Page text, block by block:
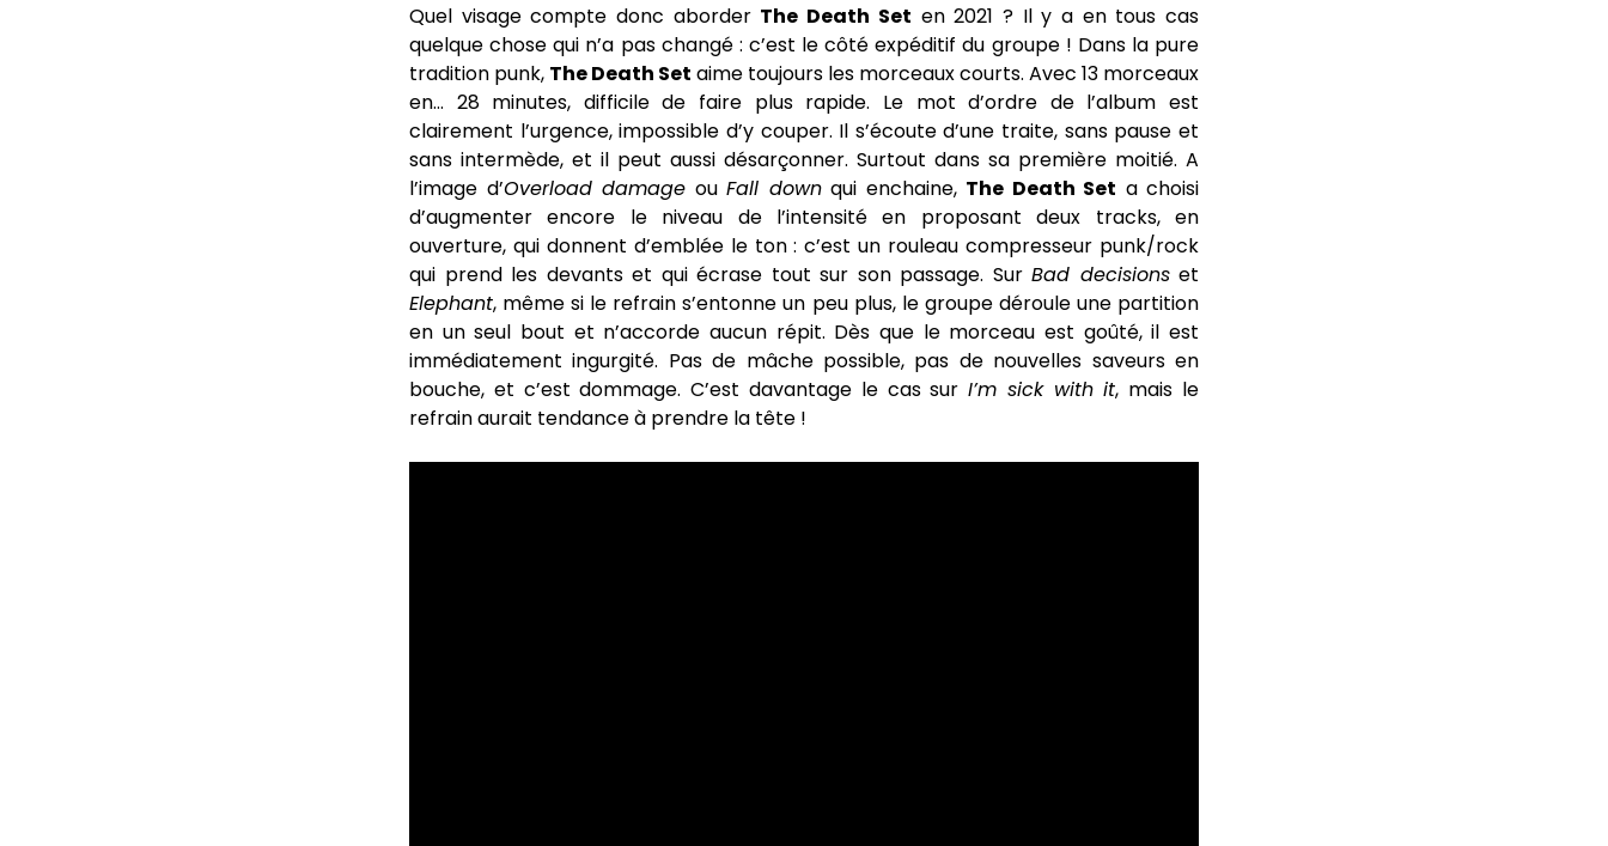
Quel visage compte donc aborder The Death Set en 2021 ? Il y a en tous cas
quelque chose qui n’a pas changé : c’est le côté expéditif du groupe ! Dans la pure
tradition punk, The Death Set aime toujours les morceaux courts. Avec 13 morceaux
en… 28 minutes, difficile de faire plus rapide. Le mot d’ordre de l’album est
clairement l’urgence, impossible d’y couper. Il s’écoute d’une traite, sans pause et
sans intermède, et il peut aussi désarçonner. Surtout dans sa première moitié. A
l’image d’Overload damage ou Fall downqui enchaine, The Death Set a choisi
d’augmenter encore le niveau de l’intensité en proposant deux tracks, en
ouverture, qui donnent d’emblée le ton : c’est un rouleau compresseur punk/rock
qui prend les devants et qui écrase tout sur son passage. Sur Bad decisionset
Elephant, même si le refrain s’entonne un peu plus, le groupe déroule une partition
en un seul bout et n’accorde aucun répit. Dès que le morceau est goûté, il est
immédiatement ingurgité. Pas de mâche possible, pas de nouvelles saveurs en
bouche, et c’est dommage. C’est davantage le cas surI’m sick with it, mais le
refrain aurait tendance à prendre la tête !